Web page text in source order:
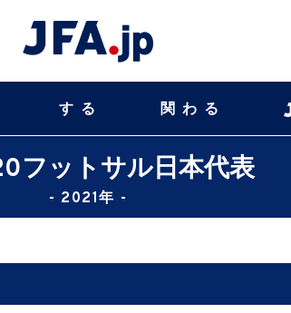
する 関わる
フットサル日本代表
- 2021年 -